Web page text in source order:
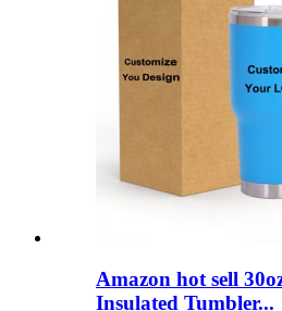
Amazon hot sell
Insulated Tumbler...